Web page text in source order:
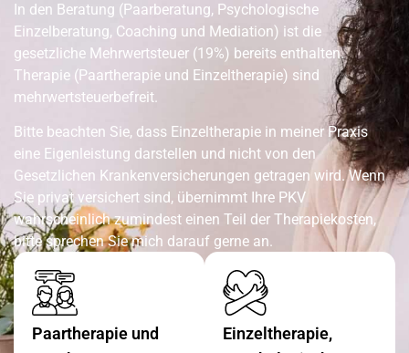
In den Beratung (Paarberatung, Psychologische
Einzelberatung, Coaching und Mediation) ist die
gesetzliche Mehrwertsteuer (19%) bereits enthalten.
Therapie (Paartherapie und Einzeltherapie) sind
mehrwertsteuerbefreit.
Bitte beachten Sie, dass Einzeltherapie in meiner Praxis
eine Eigenleistung darstellen und nicht von den
Gesetzlichen Krankenversicherungen getragen wird. Wenn
Sie privat versichert sind, übernimmt Ihre PKV
wahrscheinlich zumindest einen Teil der Therapiekosten,
bitte sprechen Sie mich darauf gerne an.
Paartherapie und
Einzeltherapie,